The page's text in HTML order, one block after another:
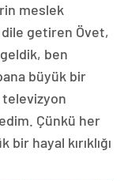
meslek
dile getiren Övet,
ben
büyük bir
Çünkü her
hayal kırıklığı